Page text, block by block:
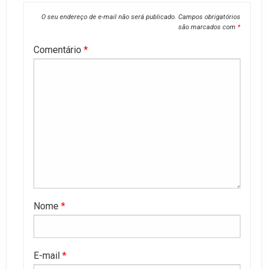
O seu endereço de e-mail não será publicado. Campos obrigatórios
são marcados com *
Comentário *
Nome *
E-mail *